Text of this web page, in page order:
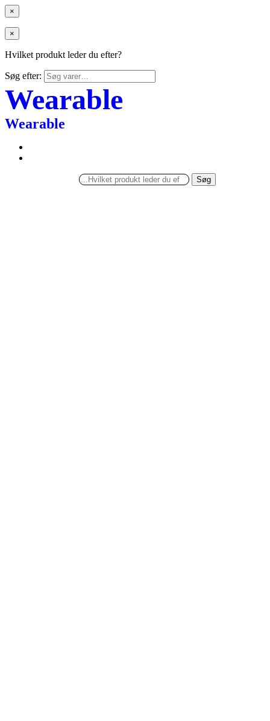
×
×
Hvilket produkt leder du efter?
Søg efter:
Wearable
Wearable
Søg